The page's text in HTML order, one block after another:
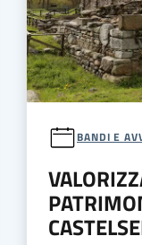
BANDI E